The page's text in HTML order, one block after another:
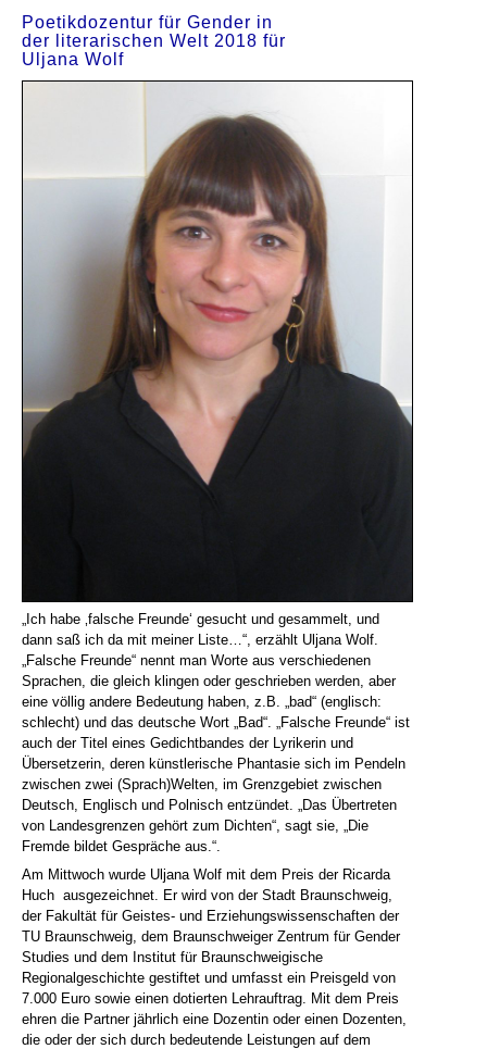
Poetikdozentur für Gender in
der literarischen Welt 2018 für
Uljana Wolf
„Ich habe ‚falsche Freunde‘ gesucht und gesammelt, und
dann saß ich da mit meiner Liste…“, erzählt Uljana Wolf.
„Falsche Freunde“ nennt man Worte aus verschiedenen
Sprachen, die gleich klingen oder geschrieben werden, aber
eine völlig andere Bedeutung haben, z.B. „bad“ (englisch:
schlecht) und das deutsche Wort „Bad“. „Falsche Freunde“ ist
auch der Titel eines Gedichtbandes der Lyrikerin und
Übersetzerin, deren künstlerische Phantasie sich im Pendeln
zwischen zwei (Sprach)Welten, im Grenzgebiet zwischen
Deutsch, Englisch und Polnisch entzündet. „Das Übertreten
von Landesgrenzen gehört zum Dichten“, sagt sie, „Die
Fremde bildet Gespräche aus.“.
Am Mittwoch wurde Uljana Wolf mit dem Preis der Ricarda
Huch ausgezeichnet. Er wird von der Stadt Braunschweig,
der Fakultät für Geistes- und Erziehungswissenschaften der
TU Braunschweig, dem Braunschweiger Zentrum für Gender
Studies und dem Institut für Braunschweigische
Regionalgeschichte gestiftet und umfasst ein Preisgeld von
7.000 Euro sowie einen dotierten Lehrauftrag. Mit dem Preis
ehren die Partner jährlich eine Dozentin oder einen Dozenten,
die oder der sich durch bedeutende Leistungen auf dem